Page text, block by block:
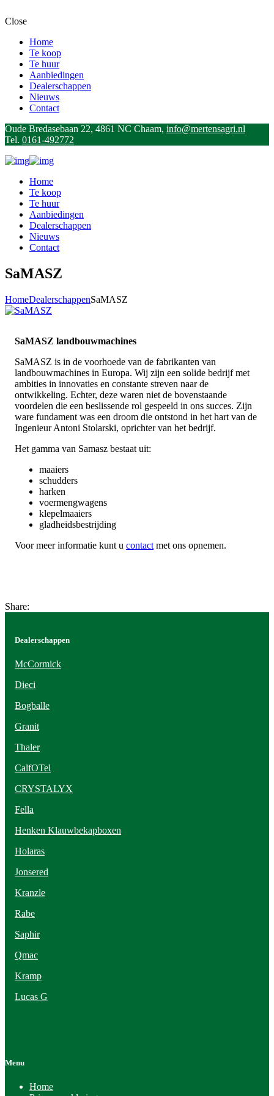
Close
Home
Te koop
Te huur
Aanbiedingen
Dealerschappen
Nieuws
Contact
Oude Bredasebaan 22, 4861 NC Chaam, info@mertensagri.nl
Tel. 0161-492772
Home
Te koop
Te huur
Aanbiedingen
Dealerschappen
Nieuws
Contact
SaMASZ
HomeDealerschappenSaMASZ
SaMASZ landbouwmachines
SaMASZ is in de voorhoede van de fabrikanten van
landbouwmachines in Europa. Wij zijn een solide bedrijf met
ambities in innovaties en constante streven naar de
ontwikkeling. Echter, deze waren niet de bovenstaande
voordelen die een beslissende rol gespeeld in ons succes. Zijn
ware fundament was een droom die ontstond in het hart van de
Ingenieur Antoni Stolarski, oprichter van het bedrijf.
Het gamma van Samasz bestaat uit:
maaiers
schudders
harken
voermengwagens
klepelmaaiers
gladheidsbestrijding
Voor meer informatie kunt u contact met ons opnemen.
Share:
Dealerschappen
McCormick
Dieci
Bogballe
Granit
Thaler
CalfOTel
CRYSTALYX
Fella
Henken Klauwbekapboxen
Holaras
Jonsered
Kranzle
Rabe
Saphir
Qmac
Kramp
Lucas G
Menu
Home